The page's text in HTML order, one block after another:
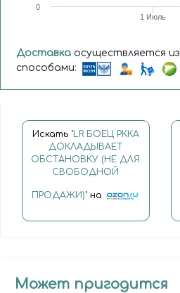
1 Июль
0
Доставка осуществляется из
способами:
Искать "LR БОЕЦ РККА
ДОКЛАДЫВАЕТ
ОБСТАНОВКУ (НЕ ДЛЯ
СВОБОДНОЙ
ПРОДАЖИ)"на
Может пригодится